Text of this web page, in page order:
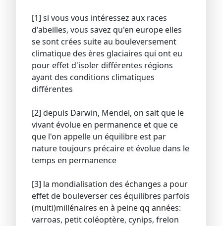
[1] si vous vous intéressez aux races
d'abeilles, vous savez qu'en europe elles
se sont crées suite au bouleversement
climatique des ères glaciaires qui ont eu
pour effet d'isoler différentes régions
ayant des conditions climatiques
différentes
[2] depuis Darwin, Mendel, on sait que le
vivant évolue en permanence et que ce
que l'on appelle un équilibre est par
nature toujours précaire et évolue dans le
temps en permanence
[3] la mondialisation des échanges a pour
effet de bouleverser ces équilibres parfois
(multi)millénaires en à peine qq années:
varroas, petit coléoptère, cynips, frelon